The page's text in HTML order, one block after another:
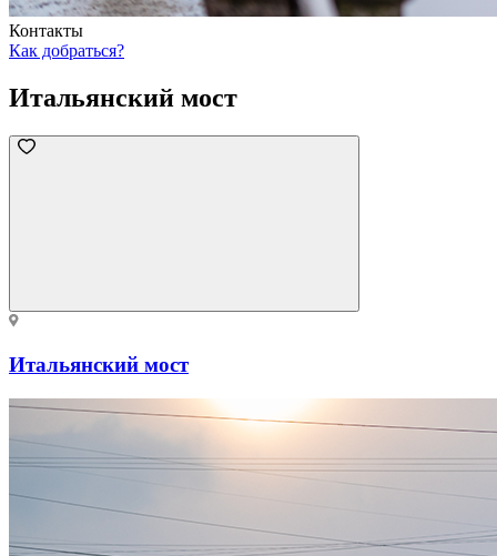
Контакты
Как добраться?
Итальянский мост
Итальянский мост